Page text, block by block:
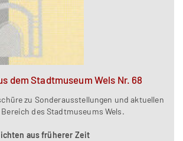
dem Stadtmuseum Wels Nr. 68
zu Sonderausstellungen und aktuellen
des Stadtmuseums Wels.
aus früherer Zeit